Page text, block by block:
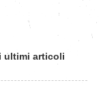
ultimi articoli